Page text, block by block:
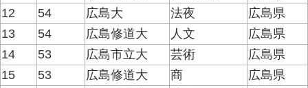
12
54 広島大 法夜
広島県
13
54 広島修道大 人文
広島県
14
53 広島市立大 芸術
広島県
15
53 広島修道大 商
広島県